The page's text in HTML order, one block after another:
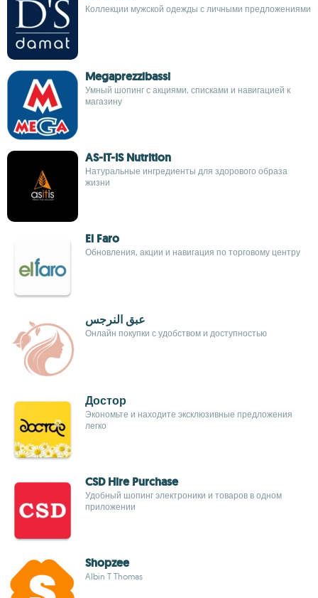
Коллекции мужской одежды с личными предложениями
Megaprezzibassi
Умный шопинг с акциями, списками и навигацией к
магазину
AS-IT-IS Nutrition
Натуральные ингредиенты для здорового образа
жизни
El Faro
Обновления, акции и навигация по торговому центру
عبق النرجس
Онлайн покупки с удобством и доступностью
Достор
Экономьте и находите эксклюзивные предложения
легко
CSD Hire Purchase
Удобный шопинг электроники и товаров в одном
приложении
Shopzee
Albin T Thomas